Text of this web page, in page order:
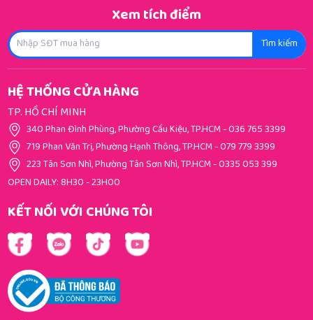
Xem tích điểm
Tìm kiếm
HỆ THỐNG CỬA HÀNG
TP. HỒ CHÍ MINH
340 Phan Đình Phùng, Phường Cầu Kiệu, TP.HCM-036 765 3399
719 Phan Văn Trị, Phường Hạnh Thông, TP.HCM-079 779 3399
223 Tân Sơn Nhì, Phường Tân Sơn Nhì, TP.HCM-0335 053 399
OPEN DAILY: 8H30 - 23H00
KẾT NỐI VỚI CHÚNG TÔI